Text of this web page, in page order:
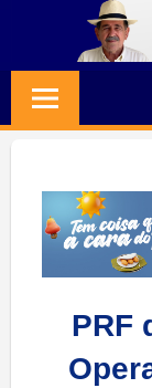
content
Jornalismo
Credibilidade
PRF